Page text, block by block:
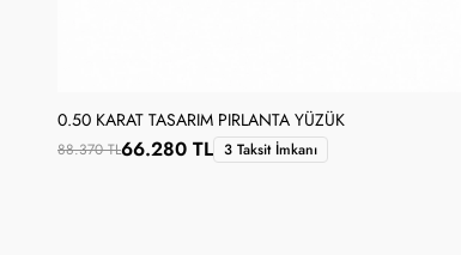
0.50 KARAT TASARIM PIRLANTA YÜZÜK
88.370 TL66.280 TL 3 Taksit İmkanı